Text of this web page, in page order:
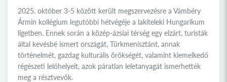
2025. október 3-5 között került megszervezésre a Vámbéry
Ármin kollégium legutóbbi hétvégéje a lakiteleki Hungarikum
ligetben. Ennek során a közép-ázsiai térség egy elzárt, turisták
által kevésbé ismert országát, Türkmenisztánt, annak
történelmét, gazdag kulturális örökségét, valamint kiemelkedő
régészeti lelőhelyeit, azok páratlan leletanyagát ismerhették
meg a résztvevők.